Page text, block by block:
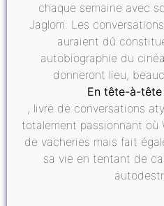
chaque semaine avec
Jaglom. Les
auraient dû
autobiographie du
donneront lieu,
En tête-à-
, livre de conversations
totalement passionnant où
de vacheries mais fait
sa vie en tentant de